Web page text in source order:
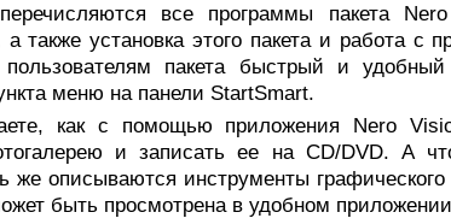
все программы пакета
также установка этого пакета и работа с
пользователям пакета быстрый и
меню на панели StartSmart.
как с помощью приложения Nero
и записать ее на CD/DVD. А
же описываются инструменты
быть просмотрена в удобном